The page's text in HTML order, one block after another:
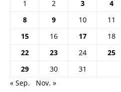
1
2 3 4
8
9 10 11
15
16 17 18
22
23 24 25
29
30
31
« Sep.
Nov. »